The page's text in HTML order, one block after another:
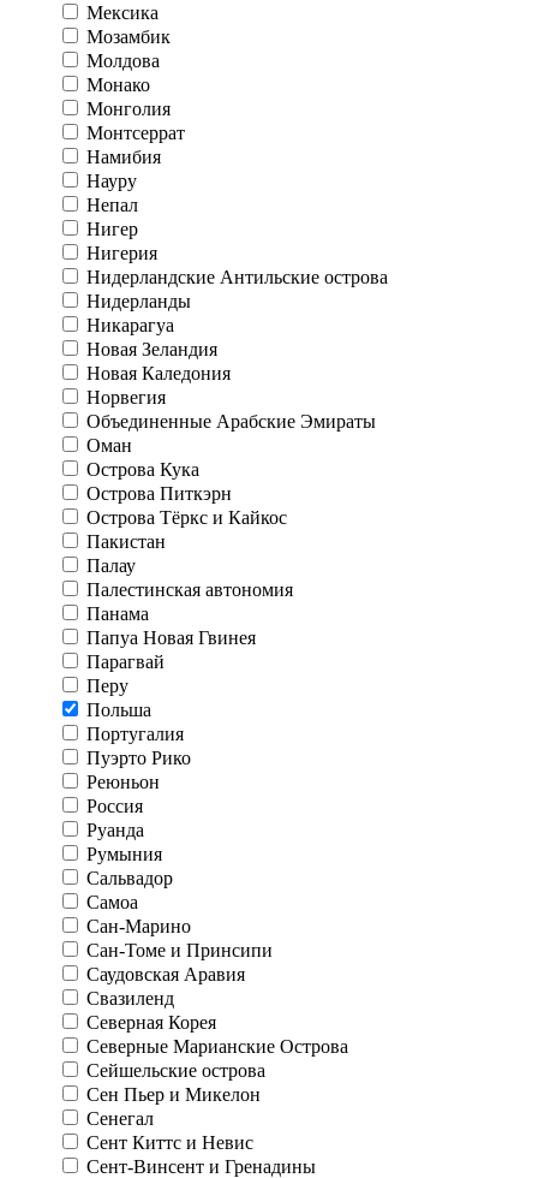
Мексика
Мозамбик
Молдова
Монако
Монголия
Монтсеррат
Намибия
Науру
Непал
Нигер
Нигерия
Нидерландские Антильские острова
Нидерланды
Никарагуа
Новая Зеландия
Новая Каледония
Норвегия
Объединенные Арабские Эмираты
Оман
Острова Кука
Острова Питкэрн
Острова Тёркс и Кайкос
Пакистан
Палау
Палестинская автономия
Панама
Папуа Новая Гвинея
Парагвай
Перу
Польша
Португалия
Пуэрто Рико
Реюньон
Россия
Руанда
Румыния
Сальвадор
Самоа
Сан-Марино
Сан-Томе и Принсипи
Саудовская Аравия
Свазиленд
Северная Корея
Северные Марианские Острова
Сейшельские острова
Сен Пьер и Микелон
Сенегал
Сент Киттс и Невис
Сент-Винсент и Гренадины